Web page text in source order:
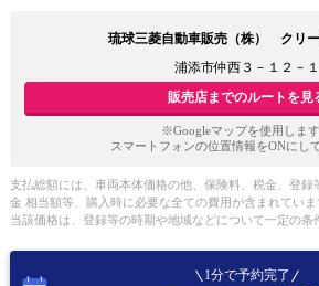
琉球三菱自動車販売（株） クリ
浦添市仲西３－１２－１
販売店までのルートを見
※Googleマップを使用します
スマートフォンの位置情報をONにし
支払総額には、車両本体価格の他、保険料、税金、登録
金 相当額等、購入時に必要な全ての費用が含まれていま
当該価格は、登録等の時期や地域などについて一定の条
1分で予約完了